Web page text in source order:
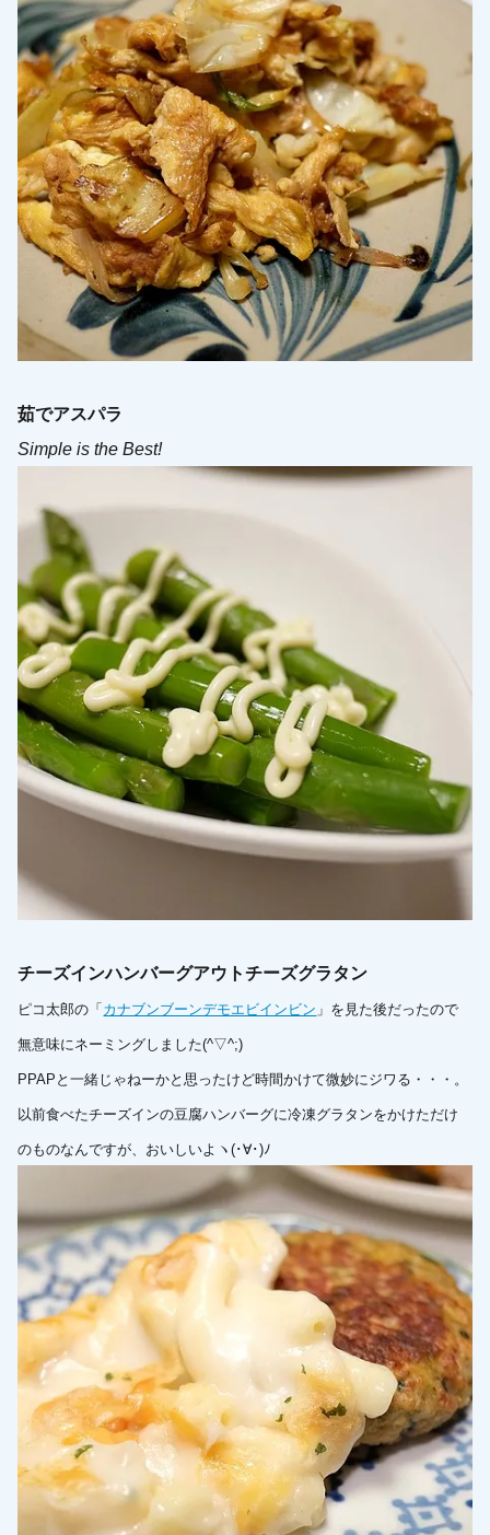
茹でアスパラ
Simple is the Best!
チーズインハンバーグアウトチーズグラタン
ピコ太郎の「 カナブンブーンデモエビインビン 」を見た後だったので
無意味にネーミングしました(^▽^;)
PPAPと一緒じゃねーかと思ったけど時間かけて微妙にジワる・・・。
以前食べたチーズインの豆腐ハンバーグに冷凍グラタンをかけただけ
のものなんですが、おいしいよヽ(･∀･)ﾉ